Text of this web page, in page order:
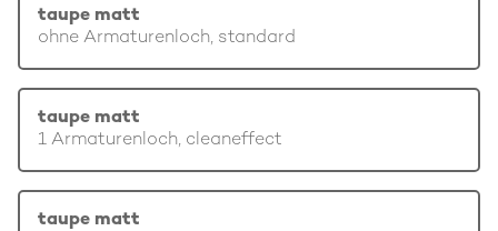
taupe matt
ohne Armaturenloch, standard
taupe matt
1 Armaturenloch, cleaneffect
taupe matt